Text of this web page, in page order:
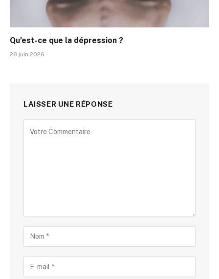
Qu’est-ce que la dépression ?
28 juin 2026
LAISSER UNE RÉPONSE